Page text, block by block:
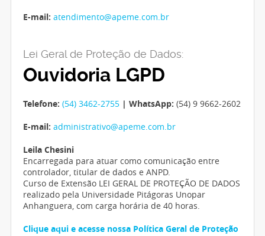
E-mail: atendimento@apeme.com.br
Lei Geral de Proteção de Dados:
Ouvidoria LGPD
Telefone: (54) 3462-2755 | WhatsApp: (54) 9 9662-2602
E-mail: administrativo@apeme.com.br
Leila Chesini
Encarregada para atuar como comunicação entre
controlador, titular de dados e ANPD.
Curso de Extensão LEI GERAL DE PROTEÇÃO DE DADOS
realizado pela Universidade Pitágoras Unopar
Anhanguera, com carga horária de 40 horas.
Clique aqui e acesse nossa Política Geral de Proteção